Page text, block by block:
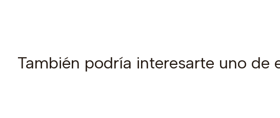
También podría interesarte uno de